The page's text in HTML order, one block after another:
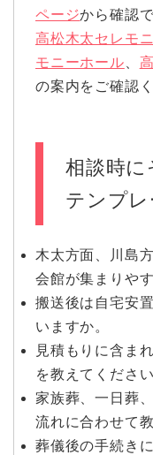
ページから確認
高松木太セレモ
モニーホール
の案内をご確認く
相談時に
テンプレ
木太方面、川島
会館が集まりや
搬送後は自宅安
いますか。
見積もりに含ま
を教えてください
家族葬、一日葬
流れに合わせて
葬儀後の手続き